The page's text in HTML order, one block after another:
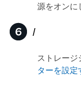
源をオンに
/
ストレージ
ターを設定